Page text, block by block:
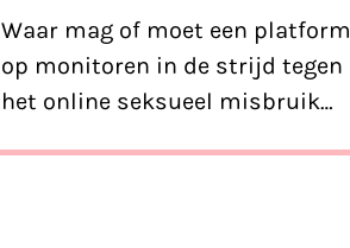
Waar mag of moet een platform
op monitoren in de strijd tegen
het online seksueel misbruik